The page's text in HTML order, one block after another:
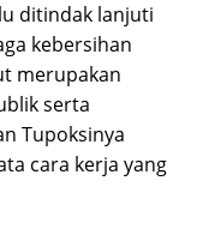
ditindak lanjuti
kebersihan
merupakan
serta
Tupoksinya
cara kerja yang